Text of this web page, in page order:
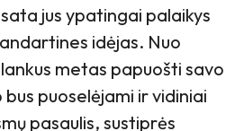
jus ypatingai palaikys
idėjas. Nuo
metas papuošti savo
puoselėjami ir vidiniai
pasaulis, sustiprės